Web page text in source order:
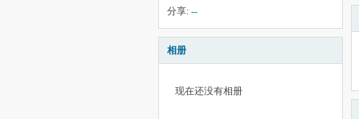
分享: --
相册
现在还没有相册